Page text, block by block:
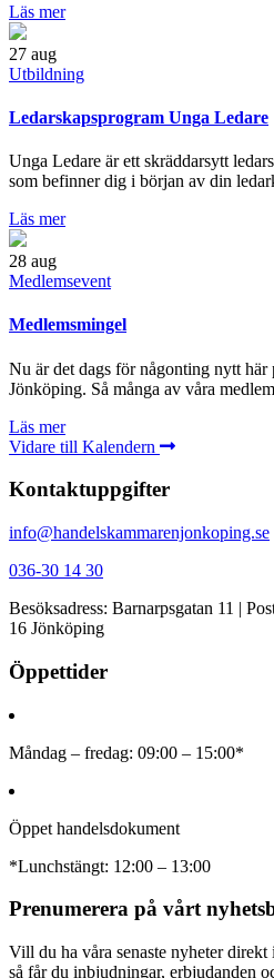
Läs mer
27 aug
Utbildning
Ledarskapsprogram Unga Ledare
Unga Ledare är ett skräddarsytt
som befinner dig i början av din
Läs mer
28 aug
Medlemsevent
Medlemsmingel
Nu är det dags för någonting nytt här
Jönköping. Så många av våra
Läs mer
Vidare till Kalendern
Kontaktuppgifter
info@handelskammarenjonkoping.se
036-30 14 30
Besöksadress: Barnarpsgatan 11 |
16 Jönköping
Öppettider
Måndag – fredag: 09:00 – 15:00*
Öppet handelsdokument
*Lunchstängt: 12:00 – 13:00
Prenumerera på vårt
Vill du ha våra senaste nyheter
så får du inbjudningar, erbjudanden